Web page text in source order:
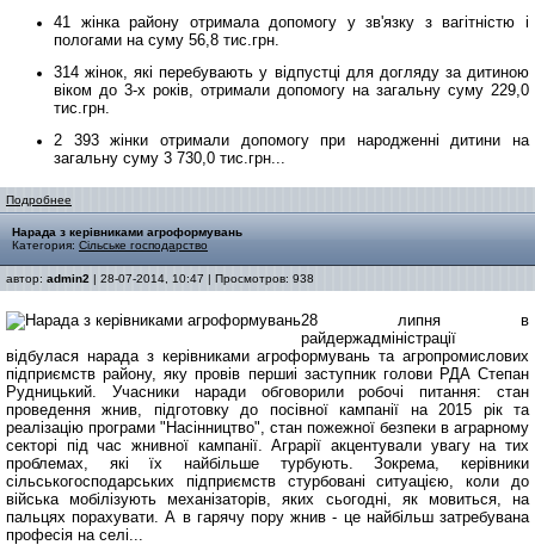
41 жінка району отримала допомогу у зв'язку з вагітністю і
пологами на суму 56,8 тис.грн.
314 жінок, які перебувають у відпустці для догляду за дитиною
віком до 3-х років, отримали допомогу на загальну суму 229,0
тис.грн.
2 393 жінки отримали допомогу при народженні дитини на
загальну суму 3 730,0 тис.грн...
Подробнее
Нарада з керівниками агроформувань
Категория: Сільське господарство
автор: admin2 | 28-07-2014, 10:47 | Просмотров: 938
28 липня в
райдержадміністрації
відбулася нарада з керівниками агроформувань та агропромислових
підприємств району, яку провів першиі заступник голови РДА Степан
Рудницький. Учасники наради обговорили робочі питання: стан
проведення жнив, підготовку до посівної кампанії на 2015 рік та
реалізацію програми "Насінництво", стан пожежної безпеки в аграрному
секторі під час жнивної кампанії. Аграрії акцентували увагу на тих
проблемах, які їх найбільше турбують. Зокрема, керівники
сільськогосподарських підприємств стурбовані ситуацією, коли до
війська мобілізують механізаторів, яких сьогодні, як мовиться, на
пальцях порахувати. А в гарячу пору жнив - це найбільш затребувана
професія на селі...